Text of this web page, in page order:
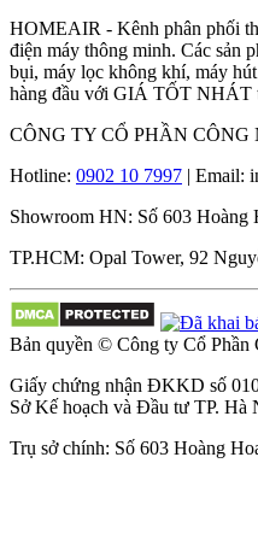
HOMEAIR - Kênh phân phối
điện máy thông minh. Các sản
bụi, máy lọc không khí, máy
hàng đầu với GIÁ TỐT NHÁT
CÔNG TY CỔ PHẦN
Hotline: 0902 10 7997 | Email:
Showroom HN: Số 603 Hoàng
TP.HCM: Opal Tower, 92
Bản quyền © Công ty Cổ Phần
Giấy chứng nhận ĐKKD số
Sở Kế hoạch và Đầu tư TP. Hà
Trụ sở chính: Số 603 Hoàng